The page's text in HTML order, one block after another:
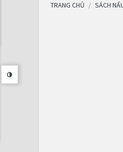
TRANG CHỦ SÁCH